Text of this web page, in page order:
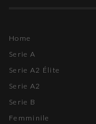
Home
Serie A
Serie A2 Élite
Serie A2
Serie B
Femminile